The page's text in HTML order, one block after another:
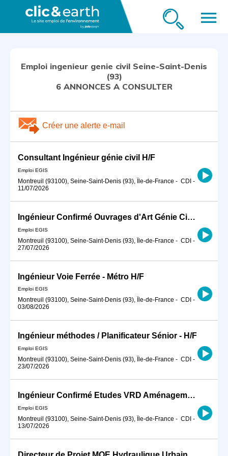
menu
Emploi ingenieur genie civil Seine-Saint-Denis
(93)
6 ANNONCES A CONSULTER
Créer une alerte e-mail
Consultant Ingénieur génie civil H/F
Emploi EGIS
Montreuil (93100), Seine-Saint-Denis (93), Île-de-France - CDI -
11/07/2026
Ingénieur Confirmé Ouvrages d'Art Génie Civil Urbain
Emploi EGIS
Montreuil (93100), Seine-Saint-Denis (93), Île-de-France - CDI -
27/07/2026
Ingénieur Voie Ferrée - Métro H/F
Emploi EGIS
Montreuil (93100), Seine-Saint-Denis (93), Île-de-France - CDI -
03/08/2026
Ingénieur méthodes / Planificateur Sénior - H/F
Emploi EGIS
Montreuil (93100), Seine-Saint-Denis (93), Île-de-France - CDI -
23/07/2026
Ingénieur Confirmé Etudes VRD Aménagement urbain - Infrastructure de transport urbain Tram BHNS
Emploi EGIS
Montreuil (93100), Seine-Saint-Denis (93), Île-de-France - CDI -
13/07/2026